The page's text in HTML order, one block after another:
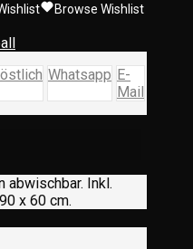
Browse Wishlist
Whatsapp E-
Mail
abwischbar. Inkl.
x 60 cm.